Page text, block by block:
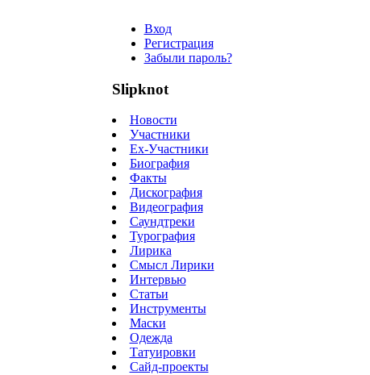
Вход
Регистрация
Забыли пароль?
Slipknot
Новости
Участники
Ex-Участники
Биография
Факты
Дискография
Видеография
Саундтреки
Турография
Лирика
Смысл Лирики
Интервью
Статьи
Инструменты
Маски
Одежда
Татуировки
Сайд-проекты